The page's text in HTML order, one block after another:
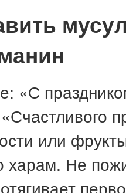
«С
или
харам. Не